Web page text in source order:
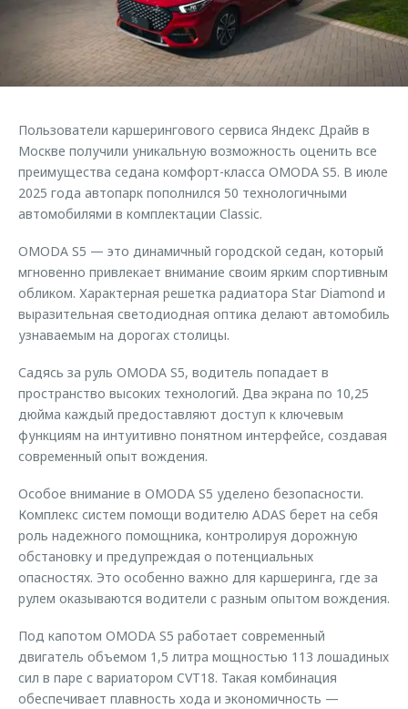
Кредитный калькулятор
Аксессуары
Оригинальные аксессуары
Запчасти
Трейд-ин
Клиентская поддержка
O&J Автоклуб
Клуб владельцев OMODA
Аксессуары
Одежда и сувениры
Оригинальные аксессуары
Обратная связь
Пользователи каршерингового сервиса Яндекс Драйв в
Москве получили уникальную возможность оценить все
преимущества седана комфорт-класса OMODA S5. В июле
2025 года автопарк пополнился 50 технологичными
автомобилями в комплектации Classic.
OMODA S5 — это динамичный городской седан, который
мгновенно привлекает внимание своим ярким спортивным
обликом. Характерная решетка радиатора Star Diamond и
выразительная светодиодная оптика делают автомобиль
узнаваемым на дорогах столицы.
Садясь за руль OMODA S5, водитель попадает в
пространство высоких технологий. Два экрана по 10,25
дюйма каждый предоставляют доступ к ключевым
функциям на интуитивно понятном интерфейсе, создавая
современный опыт вождения.
Особое внимание в OMODA S5 уделено безопасности.
Комплекс систем помощи водителю ADAS берет на себя
роль надежного помощника, контролируя дорожную
обстановку и предупреждая о потенциальных
опасностях. Это особенно важно для каршеринга, где за
рулем оказываются водители с разным опытом вождения.
Под капотом OMODA S5 работает современный
двигатель объемом 1,5 литра мощностью 113 лошадиных
сил в паре с вариатором CVT18. Такая комбинация
обеспечивает плавность хода и экономичность —